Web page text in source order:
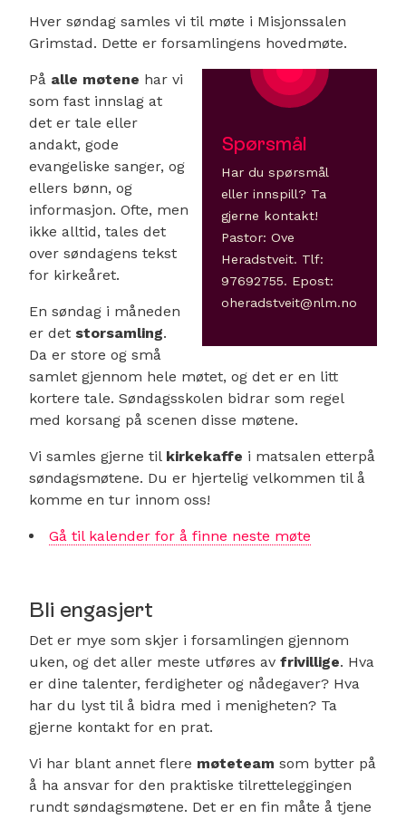
Hver søndag samles vi til møte i Misjonssalen
Grimstad. Dette er forsamlingens hovedmøte.
Spørsmål
Har du spørsmål
eller innspill? Ta
gjerne kontakt!
Pastor: Ove
Heradstveit. Tlf:
97692755. Epost:
oheradstveit@nlm.no
På alle møtene har vi
som fast innslag at
det er tale eller
andakt, gode
evangeliske sanger, og
ellers bønn, og
informasjon. Ofte, men
ikke alltid, tales det
over søndagens tekst
for kirkeåret.
En søndag i måneden
er det storsamling.
Da er store og små
samlet gjennom hele møtet, og det er en litt
kortere tale. Søndagsskolen bidrar som regel
med korsang på scenen disse møtene.
Vi samles gjerne til kirkekaffe i matsalen etterpå
søndagsmøtene. Du er hjertelig velkommen til å
komme en tur innom oss!
Gå til kalender for å finne neste møte
Bli engasjert
Det er mye som skjer i forsamlingen gjennom
uken, og det aller meste utføres av frivillige. Hva
er dine talenter, ferdigheter og nådegaver? Hva
har du lyst til å bidra med i menigheten? Ta
gjerne kontakt for en prat.
Vi har blant annet flere møteteam som bytter på
å ha ansvar for den praktiske tilretteleggingen
rundt søndagsmøtene. Det er en fin måte å tjene